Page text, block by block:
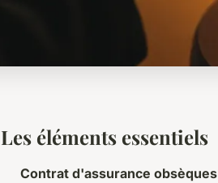
Les éléments essentiels
Contrat d'assurance obsèques